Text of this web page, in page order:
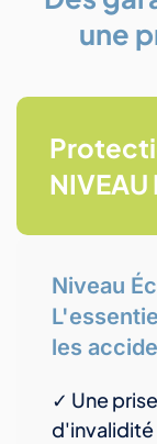
une
NIVEAU
Niveau
les
✓ Une
d'invalidité